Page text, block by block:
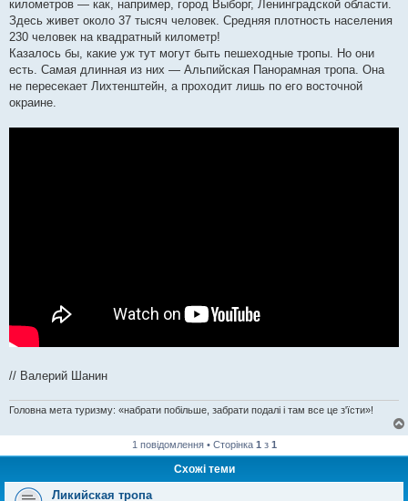
н
я
километров — как, например, город Выборг, Ленинградской области.
Здесь живет около 37 тысяч человек. Средняя плотность населения
230 человек на квадратный километр!
Казалось бы, какие уж тут могут быть пешеходные тропы. Но они
есть. Самая длинная из них — Альпийская Панорамная тропа. Она
не пересекает Лихтенштейн, а проходит лишь по его восточной
окраине.
// Валерий Шанин
Головна мета туризму: «набрати побільше, забрати подалі і там все це з'їсти»!
1 повідомлення • Сторінка 1 з 1
Схожі теми
Ликийская тропа